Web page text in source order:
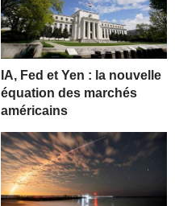
IA, Fed et Yen : la nouvelle
équation des marchés
américains